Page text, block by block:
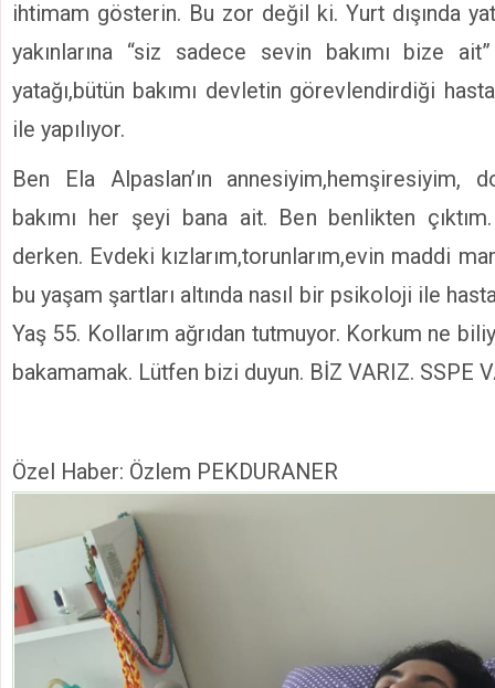
ihtimam gösterin. Bu zor değil ki. Yurt dışında
yakınlarına “siz sadece sevin bakımı bize
yatağı,bütün bakımı devletin görevlendirdiği
ile yapılıyor.
Ben Ela Alpaslan’ın annesiyim,hemşiresiyim,
bakımı her şeyi bana ait. Ben benlikten
derken. Evdeki kızlarım,torunlarım,evin maddi
bu yaşam şartları altında nasıl bir psikoloji ile
Yaş 55. Kollarım ağrıdan tutmuyor. Korkum ne
bakamamak. Lütfen bizi duyun. BİZ VARIZ. SSPE
Özel Haber: Özlem PEKDURANER